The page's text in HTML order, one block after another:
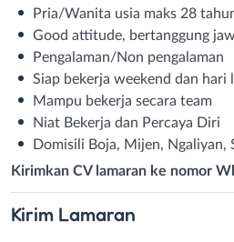
Pria/Wanita usia maks 28
Good attitude, bertanggung
Pengalaman/Non pengalaman
Siap bekerja weekend dan hari
Mampu bekerja secara team
Niat Bekerja dan Percaya Diri
Domisili Boja, Mijen, Ngaliyan,
Kirimkan CV lamaran ke nomor
Kirim Lamaran